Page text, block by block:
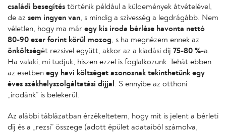
családi besegítés történik például a küldemények átvételével,
de az sem ingyen van , s mindig a szívesség a legdrágább. Nem
véletlen, hogy ma már egy kis iroda bérlése havonta nettó
80-90 ezer forint körül mozog , s ha megnézem ennek az
önköltségét rezsivel együtt, akkor az a kiadási díj 75-80 %-a.
Ha valaki, mi tudjuk, hiszen ezzel is foglalkozunk. Tehát ebben
az esetben egy havi költséget azonosnak tekinthetünk egy
éves székhelyszolgáltatási díjjal
. S ennyibe az otthoni
„irodánk” is belekerül.
Az alábbi táblázatban érzékeltetem, hogy mit is jelent a bérleti
díj és a „rezsi” összege (adott épület adataiból számolva,